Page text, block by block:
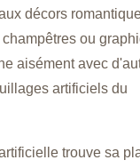
décors
ou
aisément avec
artificiels du
trouve sa